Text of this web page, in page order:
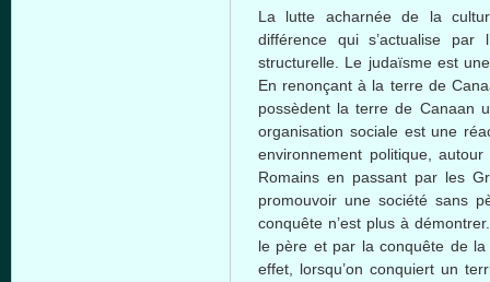
La lutte acharnée de la
différence qui s’actualise
structurelle. Le judaïsme est
En renonçant à la terre de
possèdent la terre de Canaan
organisation sociale est une
environnement politique,
Romains en passant par les
promouvoir une société sans
conquête n’est plus à
le père et par la conquête de
effet, lorsqu’on conquiert un